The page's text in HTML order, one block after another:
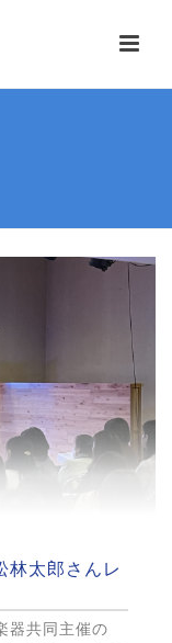
林太郎さんレ
器共同主催の